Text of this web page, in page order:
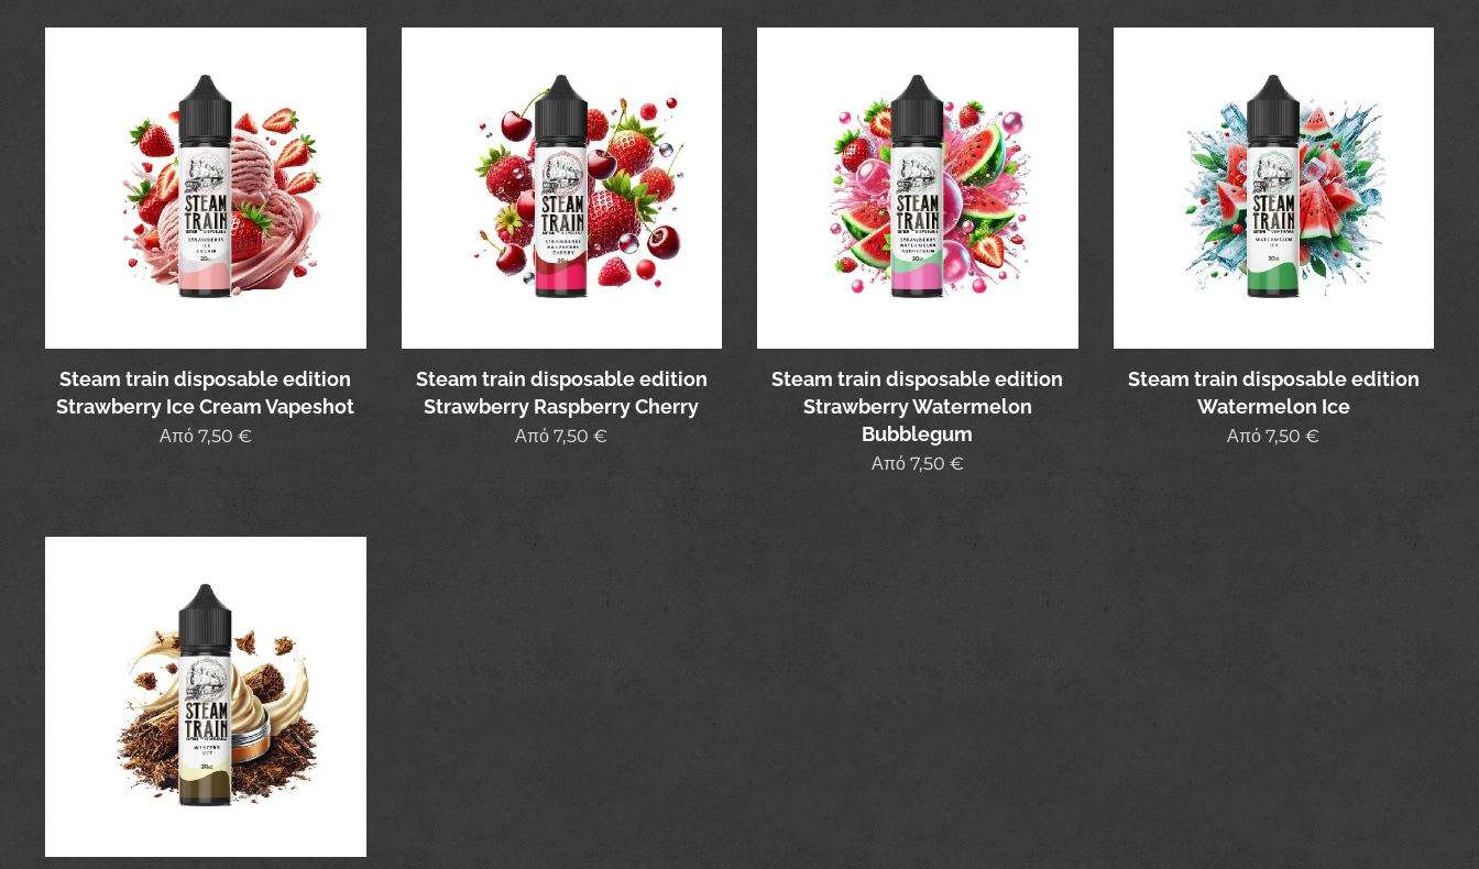
Steam train disposable edition
Strawberry Ice Cream Vapeshot
Από 7,50 €
Steam train disposable edition
Strawberry Raspberry Cherry
Από7,50 €
Steam train disposable edition
Strawberry Watermelon
Bubblegum
Από 7,50 €
Steam train disposable edition
Watermelon Ice
Από7,50 €